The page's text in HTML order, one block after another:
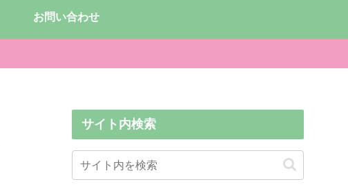
お問い合わせ
サイト内検索